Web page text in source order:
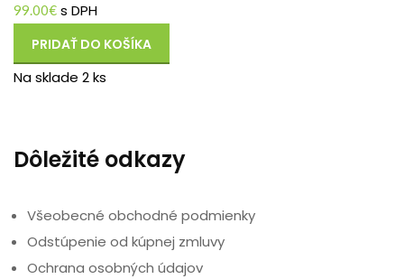
99.00€ s DPH
PRIDAŤ DO KOŠÍKA
Na sklade 2 ks
Dôležité odkazy
Všeobecné obchodné podmienky
Odstúpenie od kúpnej zmluvy
Ochrana osobných údajov